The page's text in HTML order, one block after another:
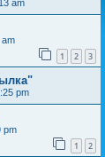
am
1 2 3
pm
pm
1 2